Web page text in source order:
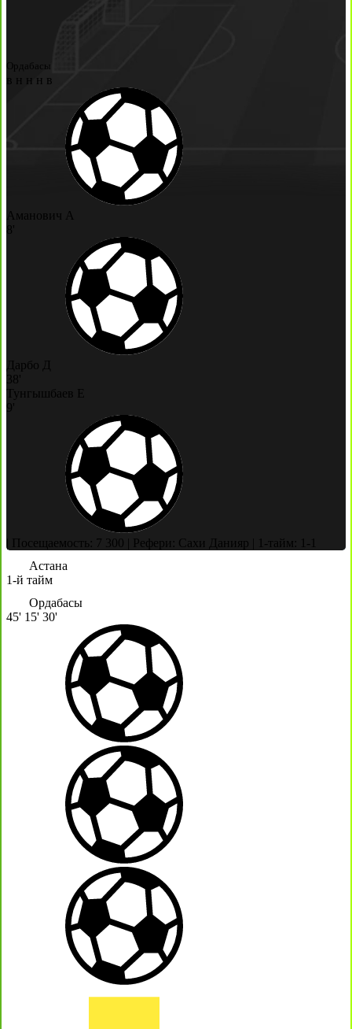
Ордабасы
в н н н в
Аманович А
8'
Дарбо Д
38'
Тунгышбаев Е
9'
Посещаемость: 7 300 Рефери: Сахи Данияр
1-тайм: 1-1
Астана
1-й тайм
Ордабасы
45' 15' 30'